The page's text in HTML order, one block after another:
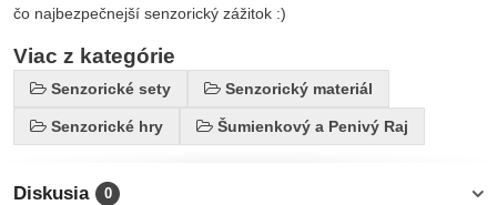
čo najbezpečnejší senzorický zážitok :)
Viac z kategórie
Senzorické sety Senzorický materiál
Senzorické hry Šumienkový a Penivý Raj
Diskusia 0